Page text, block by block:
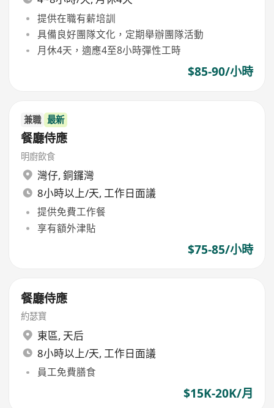
提供在職有薪培訓
具備良好團隊文化，定期舉辦團隊活動
月休4天，適應4至8小時彈性工時
$85-90/小時
兼職 最新
餐廳侍應
明廚飲食
灣仔, 銅鑼灣
8小時以上/天, 工作日面議
提供免費工作餐
享有額外津貼
$75-85/小時
餐廳侍應
約瑟寶
東區, 天后
8小時以上/天, 工作日面議
員工免費膳食
$15K-20K/月